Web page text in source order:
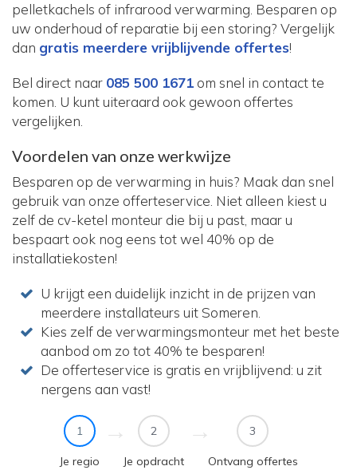
pelletkachels of infrarood verwarming. Besparen op
uw onderhoud of reparatie bij een storing? Vergelijk
dan gratis meerdere vrijblijvende offertes!
Bel direct naar 085 500 1671 om snel in contact te
komen. U kunt uiteraard ook gewoon offertes
vergelijken.
Voordelen van onze werkwijze
Besparen op de verwarming in huis? Maak dan snel
gebruik van onze offerteservice. Niet alleen kiest u
zelf de cv-ketel monteur die bij u past, maar u
bespaart ook nog eens tot wel 40% op de
installatiekosten!
U krijgt een duidelijk inzicht in de prijzen van
meerdere installateurs uit Someren.
Kies zelf de verwarmingsmonteur met het beste
aanbod om zo tot 40% te besparen!
De offerteservice is gratis en vrijblijvend: u zit
nergens aan vast!
1
Je regio
2
Je opdracht
3
Ontvang offertes